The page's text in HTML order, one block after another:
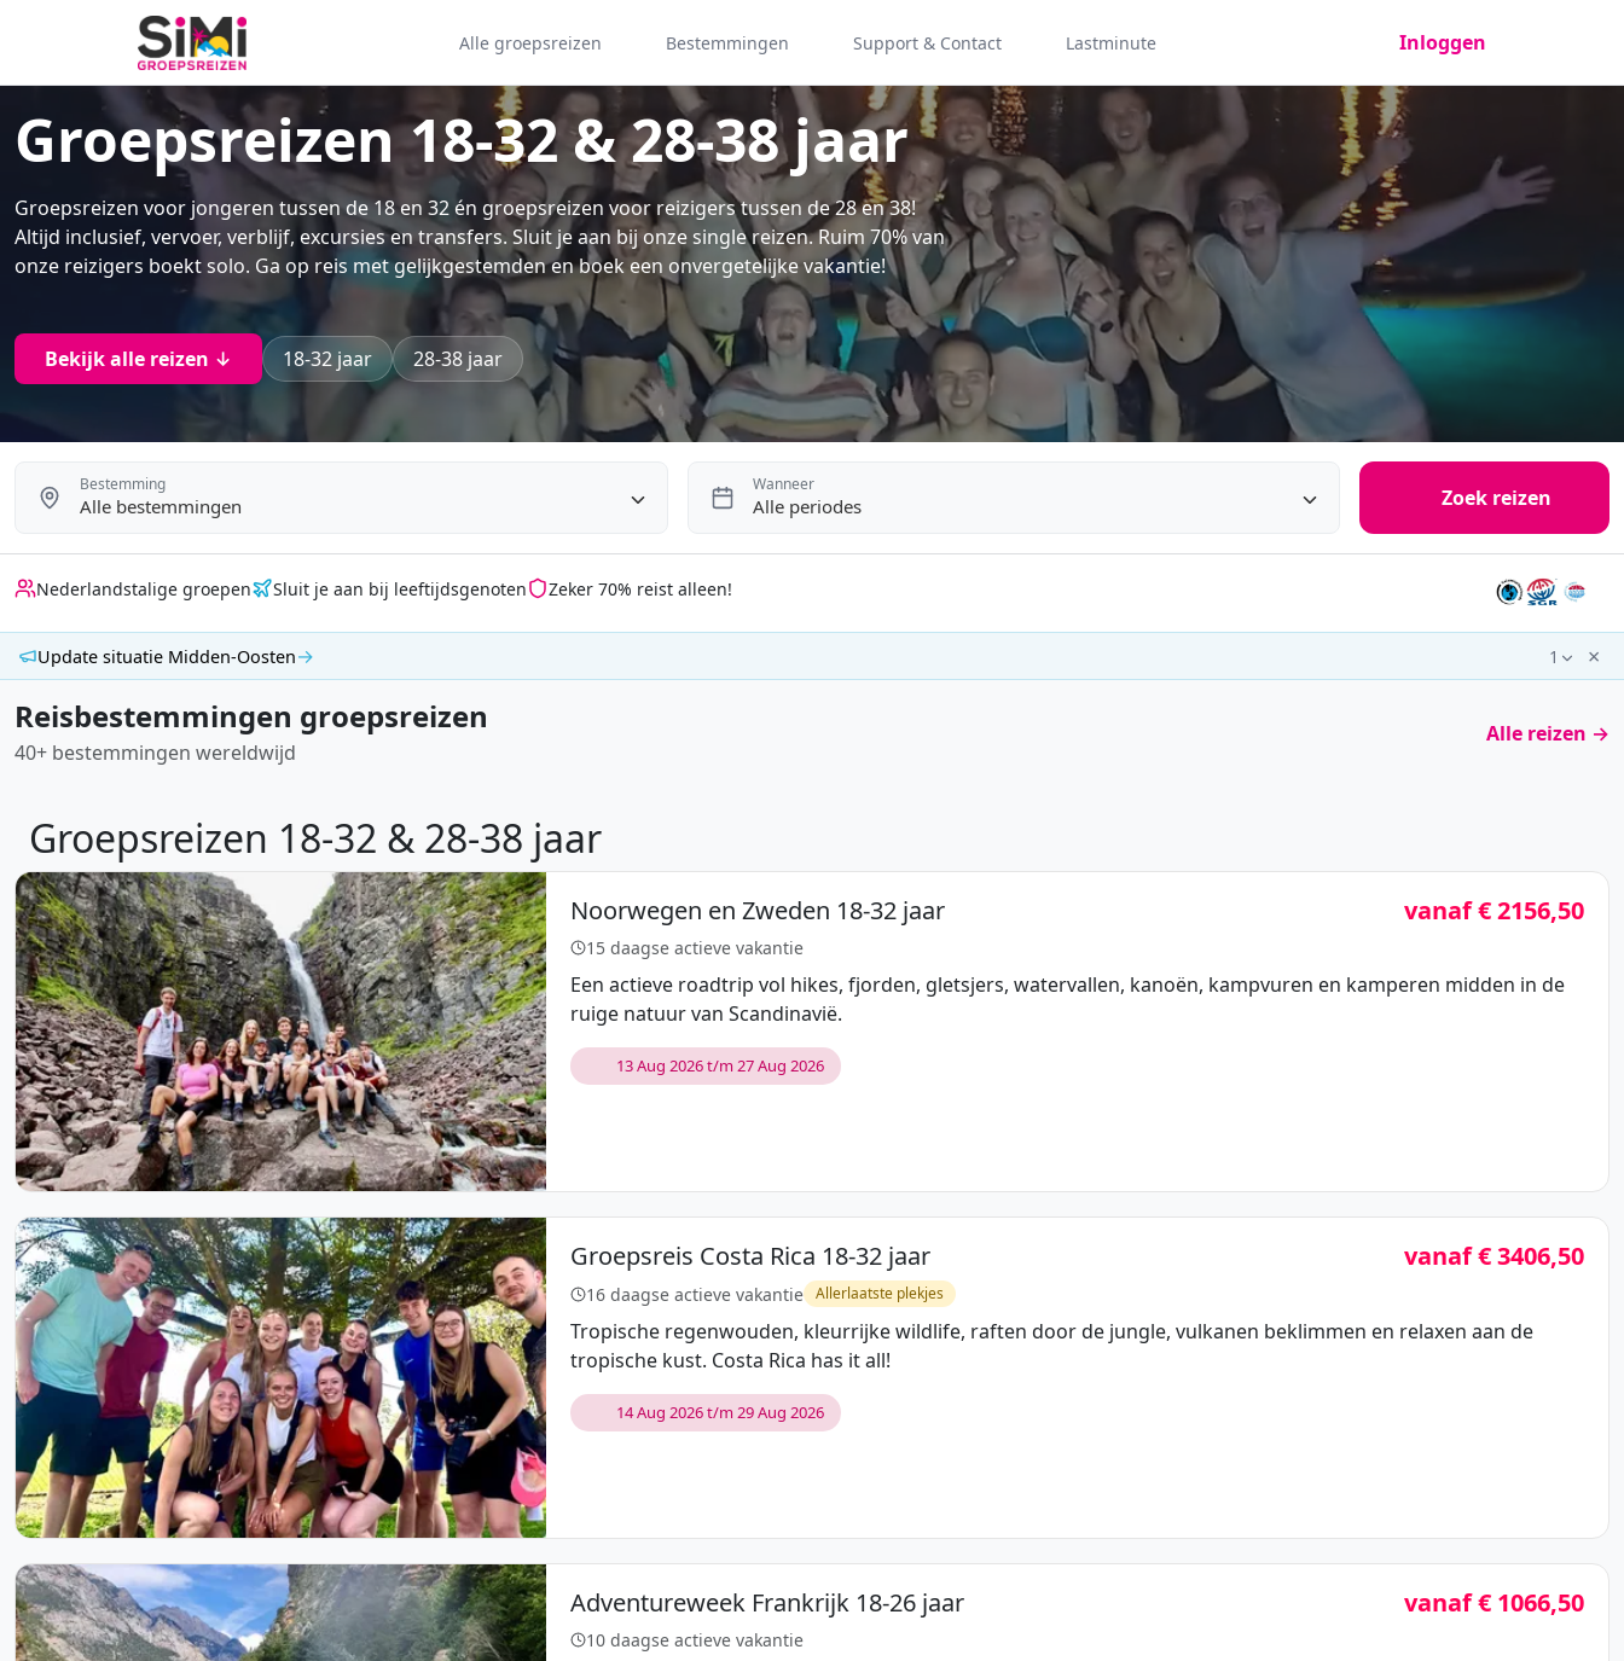
Alle groepsreizen Bestemmingen Support & Contact Lastminute Inloggen
Groepsreizen 18-32 & 28-38 jaar
Groepsreizen voor jongeren tussen de 18 en 32 én groepsreizen voor reizigers tussen de 28 en 38!
Altijd inclusief, vervoer, verblijf, excursies en transfers. Sluit je aan bij onze single reizen. Ruim 70% van
onze reizigers boekt solo. Ga op reis met gelijkgestemden en boek een onvergetelijke vakantie!
Bekijk alle reizen ↓ 18-32 jaar 28-38 jaar
Bestemming
Alle bestemmingen
Wanneer
Alle periodes Zoek reizen
Nederlandstalige groepen Sluit je aan bij leeftijdsgenoten Zeker 70% reist alleen!
Update situatie Midden-Oosten→ 1 ×
Reisbestemmingen groepsreizen
40+ bestemmingen wereldwijd
Alle reizen →
Groepsreizen 18-32 & 28-38 jaar
Noorwegen en Zweden 18-32 jaar vanaf € 2156,50
15 daagse actieve vakantie
Een actieve roadtrip vol hikes, fjorden, gletsjers, watervallen, kanoën, kampvuren en kamperen midden in de
ruige natuur van Scandinavië.
13 Aug 2026 t/m 27 Aug 2026
Groepsreis Costa Rica 18-32 jaar vanaf € 3406,50
16 daagse actieve vakantie Allerlaatste plekjes
Tropische regenwouden, kleurrijke wildlife, raften door de jungle, vulkanen beklimmen en relaxen aan de
tropische kust. Costa Rica has it all!
14 Aug 2026 t/m 29 Aug 2026
Adventureweek Frankrijk 18-26 jaar vanaf € 1066,50
10 daagse actieve vakantie